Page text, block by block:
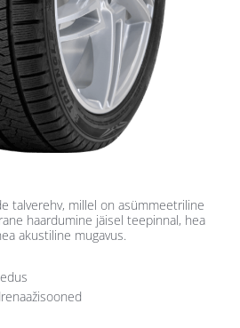
talverehv, millel on asümmeetriline
haardumine jäisel teepinnal, hea
akustiline mugavus.